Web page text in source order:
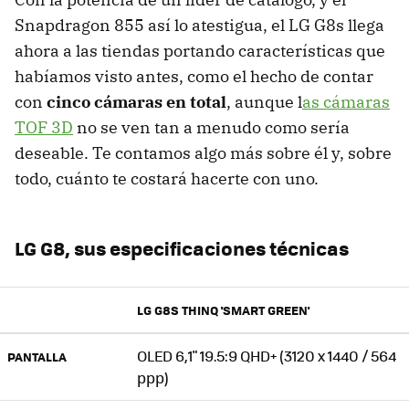
Snapdragon 855 así lo atestigua, el LG G8s llega
ahora a las tiendas portando características que
habíamos visto antes, como el hecho de contar
con cinco cámaras en total, aunque las cámaras
TOF 3D no se ven tan a menudo como sería
deseable. Te contamos algo más sobre él y, sobre
todo, cuánto te costará hacerte con uno.
LG G8, sus especificaciones técnicas
LG G8S THINQ 'SMART GREEN'
PANTALLA
OLED 6,1" 19.5:9 QHD+ (3120 x 1440 / 564
ppp)